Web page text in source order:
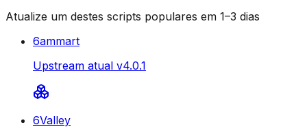
Atualize um destes scripts populares em 1–3 dias
6ammart
Upstream atual v4.0.1
6Valley